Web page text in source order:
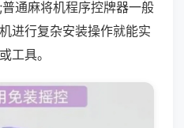
通麻将机程序控牌器一般
进行复杂安装操作就能实
工具。